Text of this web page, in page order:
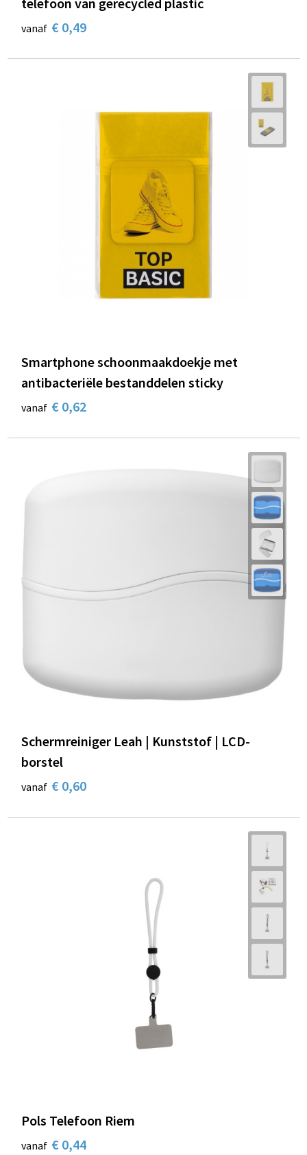
vanaf € 0,49
Smartphone schoonmaakdoekje met
antibacteriële bestanddelen sticky
vanaf € 0,62
Schermreiniger Leah | Kunststof | LCD-
borstel
vanaf € 0,60
Pols Telefoon Riem
vanaf € 0,44